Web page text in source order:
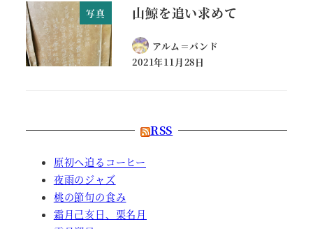
写真 山鯨を追い求めて
アルム＝バンド
2021年11月28日
RSS
原初へ迫るコーヒー
夜雨のジャズ
桃の節句の食み
霜月己亥日、栗名月